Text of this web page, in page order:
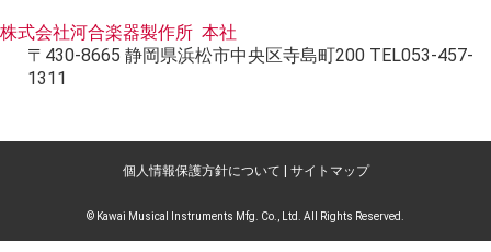
株式会社河合楽器製作所 本社
〒430-8665 静岡県浜松市中央区寺島町200 TEL053-457-
1311
個人情報保護方針について サイトマップ
© Kawai Musical Instruments Mfg. Co., Ltd. All Rights Reserved.